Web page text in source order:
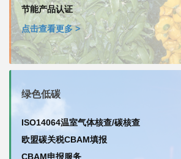
节能产品认证
点击查看更多 >
绿色低碳
ISO14064温室气体核查/碳核查
欧盟碳关税CBAM填报
CBAM申报服务